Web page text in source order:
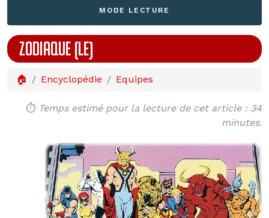
MODE LECTURE
ZODIAQUE (LE)
🏠 Encyclopédie Equipes
⏱️ Temps estimé pour la lecture de cet article : 34
minutes.